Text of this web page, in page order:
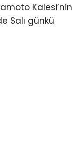
Kalesi’nin
Salı günkü